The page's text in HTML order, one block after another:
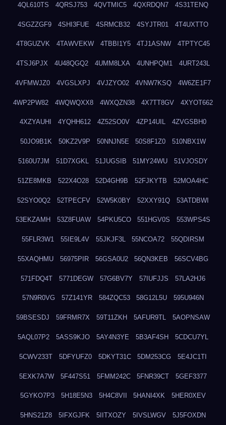
4QL610TS 4QRSJ753 4QVTMIC5 4QXRDQN7 4S31TENQ
4SGZZGF9 4SHI3FUE 4SRMCB32 4SYJTR01 4T4UXTTO
4T8GUZVK 4TAWVEKW 4TBBI1Y5 4TJ1ASNW 4TPTYC45
4TSJ6PJX 4U48QGQ2 4UMM8LXA 4UNHPQM1 4URT243L
4VFMWJZ0 4VGSLXPJ 4VJZYO02 4VNW7KSQ 4W6ZE1F7
4WP2PW82 4WQWQXX8 4WXQZN38 4X7TT8GV 4XYOT662
4XZYAUHI 4YQHH612 4Z52SO0V 4ZP14UIL 4ZVGSBH0
50JO9B1K 50KZ2V9P 50NNJN5E 50S8F1Z0 510NBX1W
5160U7JM 51D7XGKL 51JUGSIB 51MY24WU 51VJOSDY
51ZE8MKB 522X4O28 52D4GH9B 52FJKYTB 52MOA4HC
52SYO0Q2 52TPECFV 52W5K0BY 52XXY91Q 53ATDBWI
53EKZAMH 53Z8FUAW 54PKU5CO 551HGV0S 553WPS4S
55FLR3W1 55IE9L4V 55JKJF3L 55NCOA72 55QDIRSM
55XAQHMU 56975PIR 56GSA0U2 56QN3KEB 56SCV4BG
571FDQ4T 5771DEGW 57G6BV7Y 57IUFJJS 57LA2HJ6
57N9R0VG 57Z141YR 584ZQC53 58G12L5U 595U946N
59BSESDJ 59FRMR7X 59T11ZKH 5AFUR9TL 5AOPNSAW
5AQL07P2 5ASS9KJO 5AY4N3YE 5B3AF4SH 5CDCU7YL
5CWV233T 5DFYUFZ0 5DKYT31C 5DM253CG 5E4JC1TI
5EXK7A7W 5F447S51 5FMM242C 5FNR39CT 5GEF3377
5GYKO7P3 5H18E5N3 5H4C8VII 5HANI4XK 5HER0XEV
5HNS21Z8 5IFXGJFK 5IITXOZY 5IVSLWGV 5J5FOXDN